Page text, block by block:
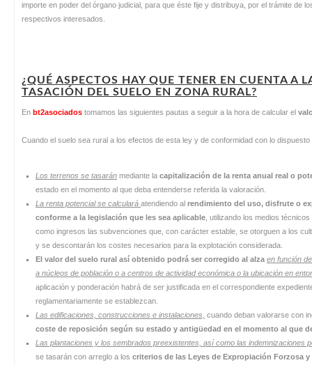
importe en poder del órgano judicial, para que éste fije y distribuya, por el trámite de
respectivos interesados.
¿QUÉ ASPECTOS HAY QUE TENER EN CUENTA A
TASACIÓN DEL SUELO EN ZONA RURAL?
En bt2asociados tomamos las siguientes pautas a seguir a la hora de calcular el
Cuando el suelo sea rural a los efectos de esta ley y de conformidad con lo
Los terrenos se tasarán mediante la capitalización de la renta anual real o
estado en el momento al que deba entenderse referida la valoración.
La renta potencial se calculará atendiendo al rendimiento del uso, disfrute o
conforme a la legislación que les sea aplicable, utilizando los medios
como ingresos las subvenciones que, con carácter estable, se otorguen a los
y se descontarán los costes necesarios para la explotación considerada.
El valor del suelo rural así obtenido podrá ser corregido al alza en función
a núcleos de población o a centros de actividad económica o la ubicación en
aplicación y ponderación habrá de ser justificada en el correspondiente
reglamentariamente se establezcan.
Las edificaciones, construcciones e instalaciones, cuando deban valorarse con
coste de reposición según su estado y antigüedad en el momento al que
Las plantaciones y los sembrados preexistentes, así como las indemnizaciones
se tasarán con arreglo a los criterios de las Leyes de Expropiación Forzosa